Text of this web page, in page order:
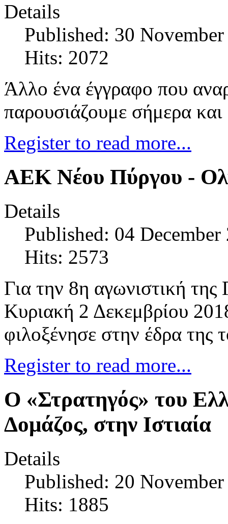
Details
Published: 30
Hits: 2072
Άλλο ένα έγγραφο που
παρουσιάζουμε σήμερα
Register to read more...
ΑΕΚ Νέου Πύργου -
Details
Published: 04 December
Hits: 2573
Για την 8η αγωνιστική της
Κυριακή 2 Δεκεμβρίου
φιλοξένησε στην έδρα της
Register to read more...
O «Στρατηγός» του
Δομάζος, στην Ιστιαία
Details
Published: 20
Hits: 1885